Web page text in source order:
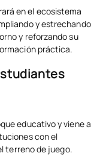
en el ecosistema
y estrechando
y reforzando su
práctica.
educativo y viene a
con el
terreno de juego.